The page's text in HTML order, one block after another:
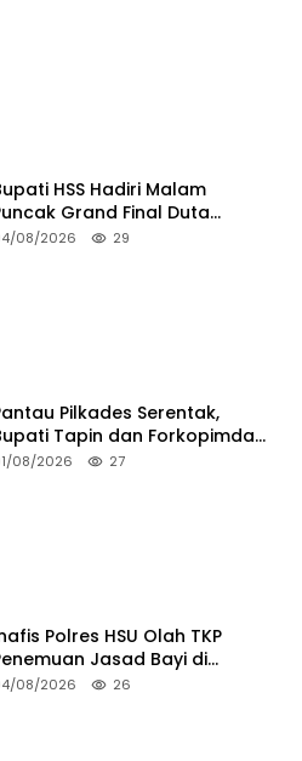
HSS Hadiri Malam
Grand Final Duta
2026
08/2026 29
Pilkades Serentak,
Tapin dan Forkopimda
ke TPS
08/2026 27
Polres HSU Olah TKP
Jasad Bayi di
Desa Keramat
08/2026 26